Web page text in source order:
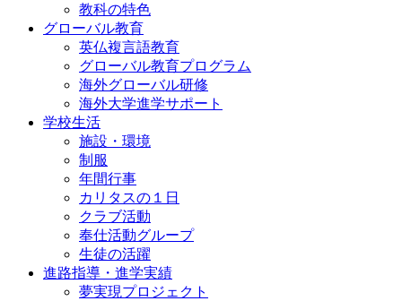
教科の特色
グローバル教育
英仏複言語教育
グローバル教育プログラム
海外グローバル研修
海外大学進学サポート
学校生活
施設・環境
制服
年間行事
カリタスの１日
クラブ活動
奉仕活動グループ
生徒の活躍
進路指導・進学実績
夢実現プロジェクト